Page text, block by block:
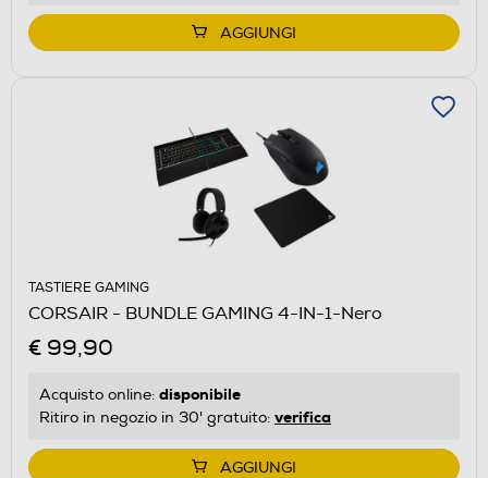
AGGIUNGI
TASTIERE GAMING
CORSAIR - BUNDLE GAMING 4-IN-1-Nero
€ 99,90
Acquisto online: disponibile
Ritiro in negozio in 30' gratuito: verifica
AGGIUNGI